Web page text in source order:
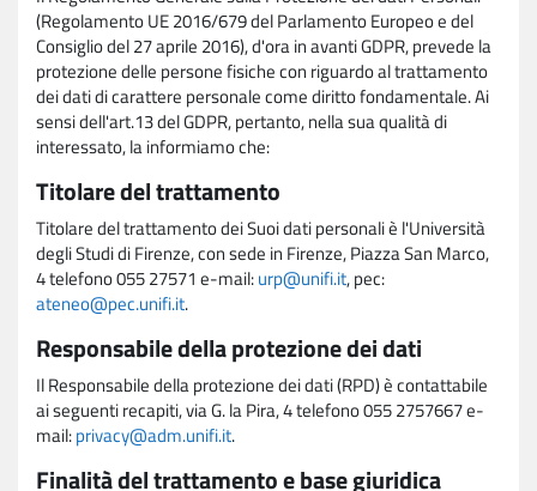
(Regolamento UE 2016/679 del Parlamento Europeo e del
Consiglio del 27 aprile 2016), d'ora in avanti GDPR, prevede la
protezione delle persone fisiche con riguardo al trattamento
dei dati di carattere personale come diritto fondamentale. Ai
sensi dell'art.13 del GDPR, pertanto, nella sua qualità di
interessato, la informiamo che:
Titolare del trattamento
Titolare del trattamento dei Suoi dati personali è l'Università
degli Studi di Firenze, con sede in Firenze, Piazza San Marco,
4 telefono 055 27571 e-mail:urp@unifi.it, pec:
ateneo@pec.unifi.it.
Responsabile della protezione dei dati
Il Responsabile della protezione dei dati (RPD) è contattabile
ai seguenti recapiti, via G. la Pira, 4 telefono 055 2757667 e-
mail:privacy@adm.unifi.it.
Finalità del trattamento e base giuridica